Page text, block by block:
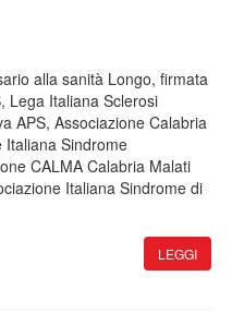
alla sanità Longo, firmata
Lega Italiana Sclerosi
APS, Associazione Calabria
Italiana Sindrome
CALMA Calabria Malati
Italiana Sindrome di
LEGGI